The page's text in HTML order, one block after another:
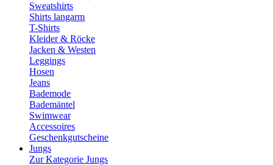
Sweatshirts
Shirts langarm
T-Shirts
Kleider & Röcke
Jacken & Westen
Leggings
Hosen
Jeans
Bademode
Bademäntel
Swimwear
Accessoires
Geschenkgutscheine
Jungs
Zur Kategorie Jungs